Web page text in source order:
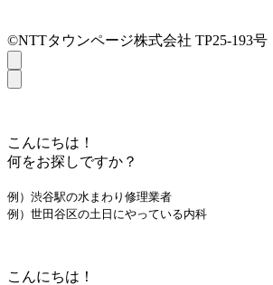
©NTTタウンページ株式会社 TP25-193号
こんにちは！
何をお探しですか？
例）渋谷駅の水まわり修理業者
例）世田谷区の土日にやっている内科
こんにちは！